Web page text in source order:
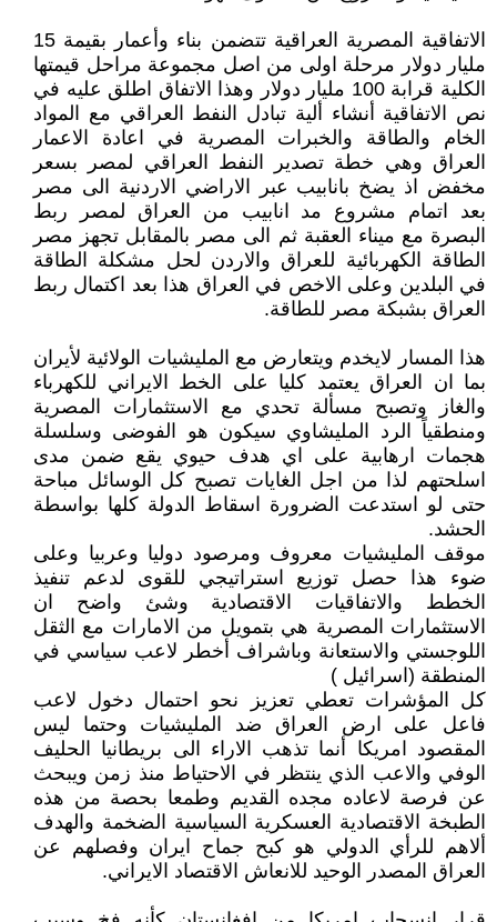
الاتفاقية المصرية العراقية تتضمن بناء وأعمار بقيمة 15
مليار دولار مرحلة اولى من اصل مجموعة مراحل قيمتها
الكلية قرابة 100 مليار دولار وهذا الاتفاق اطلق عليه في
نص الاتفاقية أنشاء ألية تبادل النفط العراقي مع المواد
الخام والطاقة والخبرات المصرية في اعادة الاعمار
العراق وهي خطة تصدير النفط العراقي لمصر بسعر
مخفض اذ يضخ بانابيب عبر الاراضي الاردنية الى مصر
بعد اتمام مشروع مد انابيب من العراق لمصر ربط
البصرة مع ميناء العقبة ثم الى مصر بالمقابل تجهز مصر
الطاقة الكهربائية للعراق والاردن لحل مشكلة الطاقة
في البلدين وعلى الاخص في العراق هذا بعد اكتمال ربط
العراق بشبكة مصر للطاقة.
هذا المسار لايخدم ويتعارض مع المليشيات الولائية لأيران
بما ان العراق يعتمد كليا على الخط الايراني للكهرباء
والغاز وتصبح مسألة تحدي مع الاستثمارات المصرية
ومنطقياً الرد المليشاوي سيكون هو الفوضى وسلسلة
هجمات ارهابية على اي هدف حيوي يقع ضمن مدى
اسلحتهم لذا من اجل الغايات تصبح كل الوسائل مباحة
حتى لو استدعت الضرورة اسقاط الدولة كلها بواسطة
الحشد.
موقف المليشيات معروف ومرصود دوليا وعربيا وعلى
ضوء هذا حصل توزيع استراتيجي للقوى لدعم تنفيذ
الخطط والاتفاقيات الاقتصادية وشئ واضح ان
الاستثمارات المصرية هي بتمويل من الامارات مع الثقل
اللوجستي والاستعانة وباشراف أخطر لاعب سياسي في
المنطقة (اسرائيل )
كل المؤشرات تعطي تعزيز نحو احتمال دخول لاعب
فاعل على ارض العراق ضد المليشيات وحتما ليس
المقصود امريكا أنما تذهب الاراء الى بريطانيا الحليف
الوفي والاعب الذي ينتظر في الاحتياط منذ زمن ويبحث
عن فرصة لاعاده مجده القديم وطمعا بحصة من هذه
الطبخة الاقتصادية العسكرية السياسية الضخمة والهدف
ألاهم للرأي الدولي هو كبح جماح ايران وفصلهم عن
العراق المصدر الوحيد للانعاش الاقتصاد الايراني.